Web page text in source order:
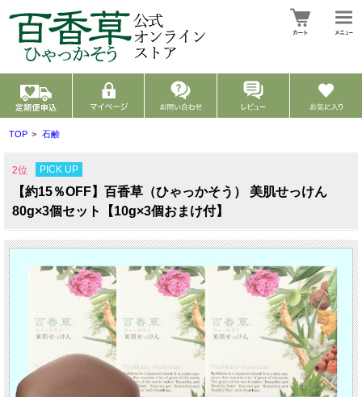
TOP > 石鹸
2位 PICK UP
【約15％OFF】百香草（ひゃっかそう） 美肌せっけん
80g×3個セット【10g×3個おまけ付】